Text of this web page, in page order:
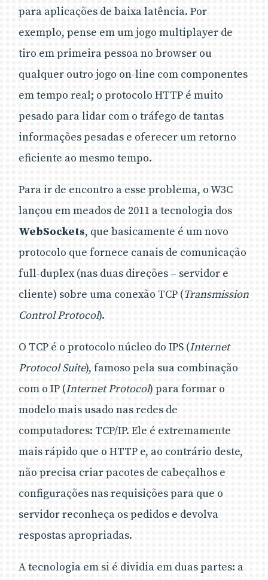
para aplicações de baixa latência. Por
exemplo, pense em um jogo multiplayer de
tiro em primeira pessoa no browser ou
qualquer outro jogo on-line com componentes
em tempo real; o protocolo HTTP é muito
pesado para lidar com o tráfego de tantas
informações pesadas e oferecer um retorno
eficiente ao mesmo tempo.
Para ir de encontro a esse problema, o W3C
lançou em meados de 2011 a tecnologia dos
WebSockets, que basicamente é um novo
protocolo que fornece canais de comunicação
full-duplex (nas duas direções – servidor e
cliente) sobre uma conexão TCP (Transmission
Control Protocol).
O TCP é o protocolo núcleo do IPS (Internet
Protocol Suite), famoso pela sua combinação
com o IP (Internet Protocol) para formar o
modelo mais usado nas redes de
computadores: TCP/IP. Ele é extremamente
mais rápido que o HTTP e, ao contrário deste,
não precisa criar pacotes de cabeçalhos e
configurações nas requisições para que o
servidor reconheça os pedidos e devolva
respostas apropriadas.
A tecnologia em si é dividia em duas partes: a